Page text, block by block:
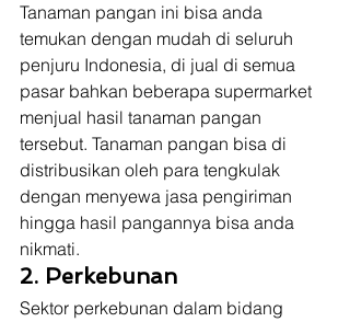
Tanaman pangan ini bisa anda
temukan dengan mudah di seluruh
penjuru Indonesia, di jual di semua
pasar bahkan beberapa supermarket
menjual hasil tanaman pangan
tersebut. Tanaman pangan bisa di
distribusikan oleh para tengkulak
dengan menyewa jasa pengiriman
hingga hasil pangannya bisa anda
nikmati.
2. Perkebunan
Sektor perkebunan dalam bidang